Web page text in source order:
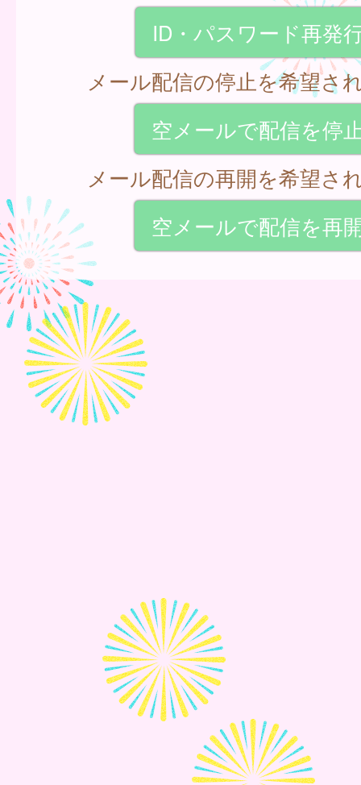
ID・パスワード再発
メール配信の停止を希望さ
空メールで配信を停
メール配信の再開を希望さ
空メールで配信を再